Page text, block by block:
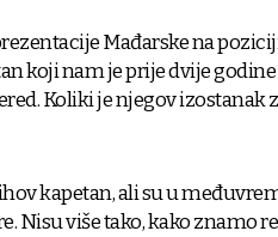
Mađarske na
koji nam je prije dvije
Koliki je njegov izostanak
kapetan, ali su u
Nisu više tako, kako znamo